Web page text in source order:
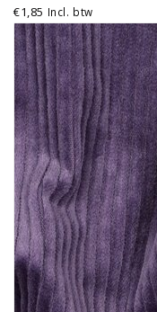
€1,85 Incl. btw